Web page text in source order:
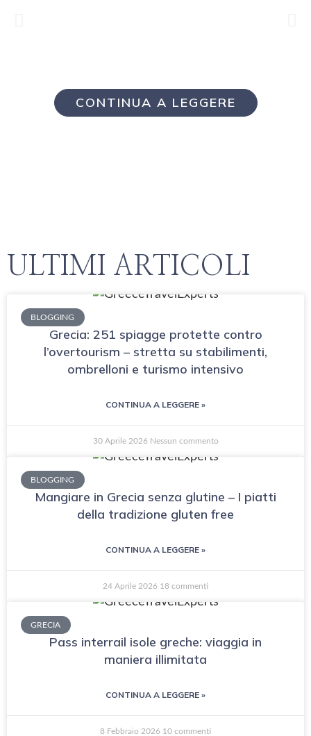
CONTINUA A LEGGERE
ULTIMI ARTICOLI
BLOGGING
Grecia: 251 spiagge protette contro
l’overtourism – stretta su stabilimenti,
ombrelloni e turismo intensivo
CONTINUA A LEGGERE »
30 Aprile 2026 Nessun commento
BLOGGING
Mangiare in Grecia senza glutine – I piatti
della tradizione gluten free
CONTINUA A LEGGERE »
24 Aprile 2026 18 commenti
GRECIA
Pass interrail isole greche: viaggia in
maniera illimitata
CONTINUA A LEGGERE »
8 Febbraio 2026 10 commenti